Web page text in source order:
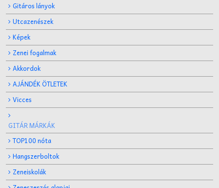
Gitáros lányok
Utcazenészek
Képek
Zenei fogalmak
Akkordok
AJÁNDÉK ÖTLETEK
Vicces
GITÁR MÁRKÁK
TOP100 nóta
Hangszerboltok
Zeneiskolák